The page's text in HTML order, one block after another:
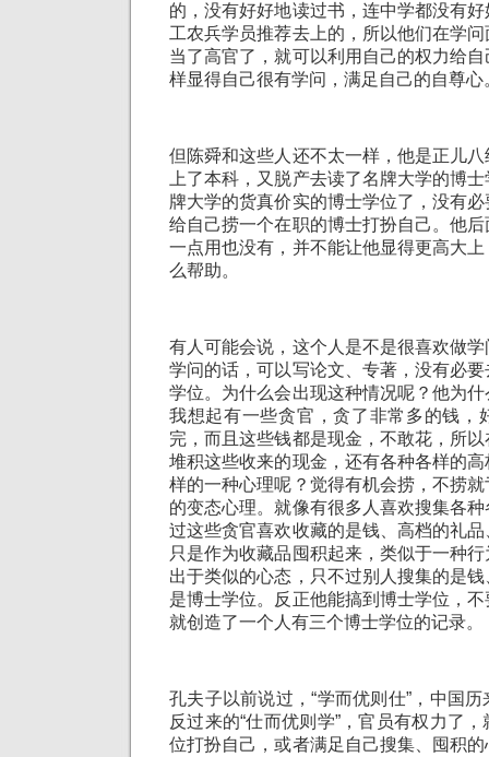
的，没有好好地读过书，连中学都没有
工农兵学员推荐去上的，所以他们在学
当了高官了，就可以利用自己的权力给
样显得自己很有学问，满足自己的自尊心
但陈舜和这些人还不太一样，他是正儿
上了本科，又脱产去读了名牌大学的博
牌大学的货真价实的博士学位了，没有
给自己捞一个在职的博士打扮自己。他
一点用也没有，并不能让他显得更高大
么帮助。
有人可能会说，这个人是不是很喜欢做
学问的话，可以写论文、专著，没有必
学位。为什么会出现这种情况呢？他为
我想起有一些贪官，贪了非常多的钱，
完，而且这些钱都是现金，不敢花，所
堆积这些收来的现金，还有各种各样的
样的一种心理呢？觉得有机会捞，不捞
的变态心理。就像有很多人喜欢搜集各
过这些贪官喜欢收藏的是钱、高档的礼
只是作为收藏品囤积起来，类似于一种
出于类似的心态，只不过别人搜集的是
是博士学位。反正他能搞到博士学位，
就创造了一个人有三个博士学位的记录。
孔夫子以前说过，“学而优则仕”，中国
反过来的“仕而优则学”，官员有权力了
位打扮自己，或者满足自己搜集、囤积